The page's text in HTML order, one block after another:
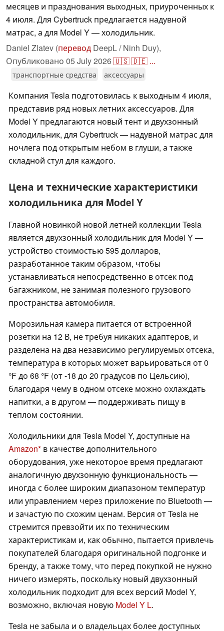
месяцев и празднования выходных, приуроченных к
4 июля. Для Cybertruck предлагается надувной
матрас, а для Model Y — холодильник.
Daniel Zlatev (перевод DeepL / Ninh Duy),
Опубликовано 05 July 2026🇺🇸🇩🇪 ...
транспортные средства аксессуары
Компания Tesla подготовилась к выходным 4 июля,
представив ряд новых летних аксессуаров. Для
Model Y предлагаются новый тент и двухзонный
холодильник, для Cybertruck — надувной матрас для
ночлега под открытым небом в глуши, а также
складной стул для каждого.
Цена и технические характеристики
холодильника для Model Y
Главной новинкой новой летней коллекции Tesla
является двухзонный холодильник для Model Y —
устройство стоимостью 595 долларов,
разработанное таким образом, чтобы
устанавливаться непосредственно в отсек под
багажником, не занимая полезного грузового
пространства автомобиля.
Морозильная камера питается от встроенной
розетки на 12 В, не требуя никаких адаптеров, и
разделена на два независимо регулируемых отсека,
температура в которых может варьироваться от 0
°F до 68 °F (от -18 до 20 градусов по Цельсию),
благодаря чему в одном отсеке можно охлаждать
напитки, а в другом — поддерживать пищу в
теплом состоянии.
Холодильники для Tesla Model Y, доступные на
Amazon в качестве дополнительного
оборудования, уже некоторое время предлагают
аналогичную двухзонную функциональность —
иногда с более широким диапазоном температур
или управлением через приложение по Bluetooth —
и зачастую по схожим ценам. Версия от Tesla не
стремится превзойти их по техническим
характеристикам и, как обычно, пытается привлечь
покупателей благодаря оригинальной подгонке и
бренду, а также тому, что перед покупкой не нужно
ничего измерять, поскольку новый двухзонный
холодильник подходит для всех версий Model Y,
возможно, включая новую Model Y L.
Tesla не забыла и о владельцах более доступных